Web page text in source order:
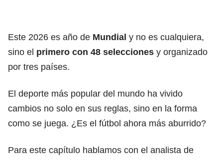
Este 2026 es año de Mundial y no es cualquiera,
sino el primero con 48 selecciones y organizado
por tres países.
El deporte más popular del mundo ha vivido
cambios no solo en sus reglas, sino en la forma
como se juega. ¿Es el fútbol ahora más aburrido?
Para este capítulo hablamos con el analista de